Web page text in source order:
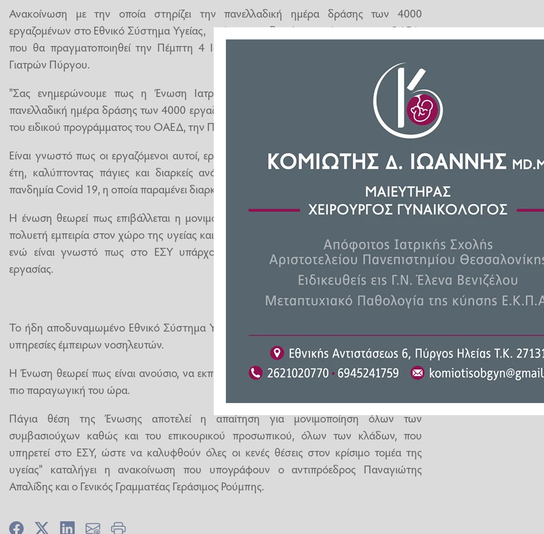
Ανακοίνωση με την οποία στηρίζει την πανελλαδική ημέρα δράσης των 4000
εργαζομένων στο Εθνικό Σύστημα Υγείας, μέσω του ειδικού προγράμματος του ΟΑΕΔ,
που θα πραγματοποιηθεί την Πέμπτη 4 Ιουνίου, εξέδωσε η Ένωση Νοσοκομειακών
Γιατρών Πύργου.
"Σας ενημερώνουμε πως η Ένωση Ιατρών Νοσοκομείου Πύργου, στηρίζει την
πανελλαδική ημέρα δράσης των 4000 εργαζομένων στο Εθνικό Σύστημα Υγείας, μέσω
του ειδικού προγράμματος του ΟΑΕΔ, την Πέμπτη 4 Ιουνίου 2020.
Είναι γνωστό πως οι εργαζόμενοι αυτοί, εργάζονται αδιάλειπτα επί τέσσερα (4) συνεχή
έτη, καλύπτοντας πάγιες και διαρκείς ανάγκες του ΕΣΥ, πρωτοστατώντας και στην
πανδημία Covid 19, η οποία παραμένει διαρκής απειλή.
Η ένωση θεωρεί πως επιβάλλεται η μονιμοποίηση τους, καθώς έχουν ήδη αποκτήσει
πολυετή εμπειρία στον χώρο της υγείας και αποτελούν πλέον εξειδικευμένο προσωπικό,
ενώ είναι γνωστό πως στο ΕΣΥ υπάρχουν τριάντα χιλιάδες (30000) κενές θέσεις
εργασίας.
Το ήδη αποδυναμωμένο Εθνικό Σύστημα Υγείας, δεν έχει την ευχέρεια να απωλέσει τις
υπηρεσίες έμπειρων νοσηλευτών.
Η Ένωση θεωρεί πως είναι ανούσιο, να εκπαιδεύεται προσωπικό και να απολύεται στην
πιο παραγωγική του ώρα.
Πάγια θέση της Ένωσης αποτελεί η απαίτηση για μονιμοποίηση όλων των
συμβασιούχων καθώς και του επικουρικού προσωπικού, όλων των κλάδων, που
υπηρετεί στο ΕΣΥ, ώστε να καλυφθούν όλες οι κενές θέσεις στον κρίσιμο τομέα της
υγείας" καταλήγει η ανακοίνωση που υπογράφουν ο αντιπρόεδρος Παναγιώτης
Απαλίδης και ο Γενικός Γραμματέας Γεράσιμος Ρούμπης.